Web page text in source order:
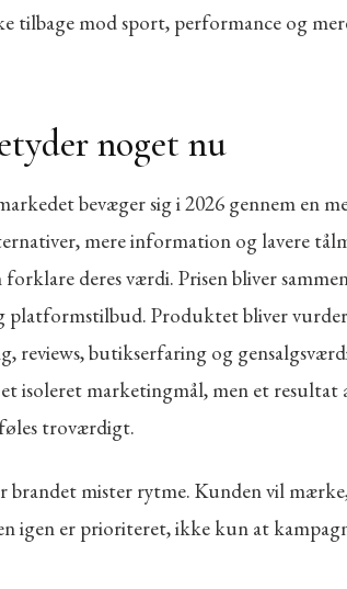
tilbage mod sport, performance og
noget nu
bevæger sig i 2026 gennem en
mere information og lavere
deres værdi. Prisen bliver
platformstilbud. Produktet bliver
reviews, butikserfaring og
isoleret marketingmål, men et resultat
troværdigt.
brandet mister rytme. Kunden vil
igen er prioriteret, ikke kun at